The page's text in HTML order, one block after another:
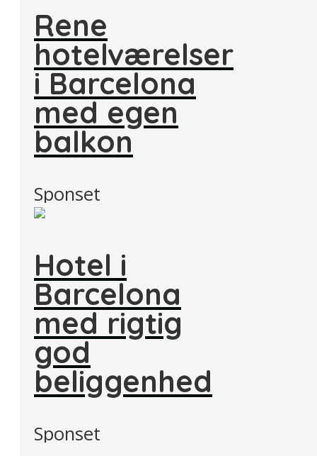
Rene
hotelværelser
i Barcelona
med egen
balkon
Sponset
Hotel i
Barcelona
med rigtig
god
beliggenhed
Sponset